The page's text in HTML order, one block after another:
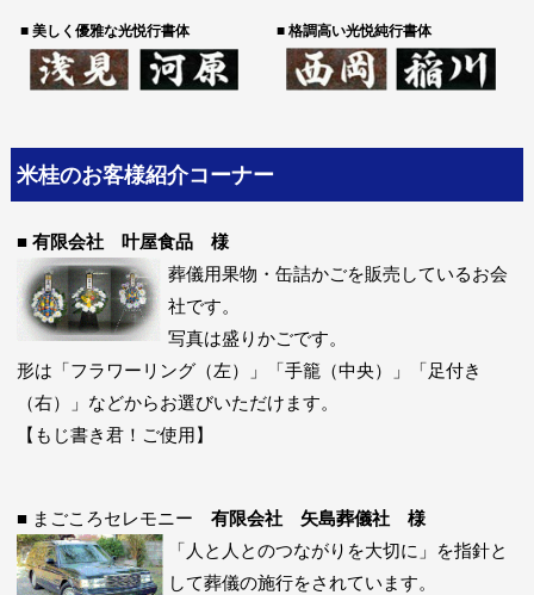
■ 美しく優雅な光悦行書体 ■ 格調高い光悦純行書体
米桂のお客様紹介コーナー
■ 有限会社 叶屋食品 様
葬儀用果物・缶詰かごを販売しているお会
社です。
写真は盛りかごです。
形は「フラワーリング（左）」「手籠（中央）」「足付き
（右）」などからお選びいただけます。
【もじ書き君！ご使用】
■ まごころセレモニー 有限会社 矢島葬儀社 様
「人と人とのつながりを大切に」を指針と
して葬儀の施行をされています。